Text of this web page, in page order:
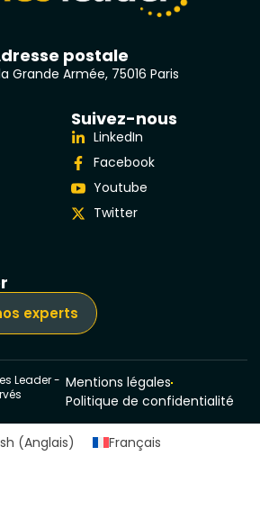
postale
Grande Armée, 75016 Paris
Suivez-nous
LinkedIn
Facebook
Youtube
Twitter
experts
Leader - Mentions légales
Politique de confidentialité
(Anglais) Français